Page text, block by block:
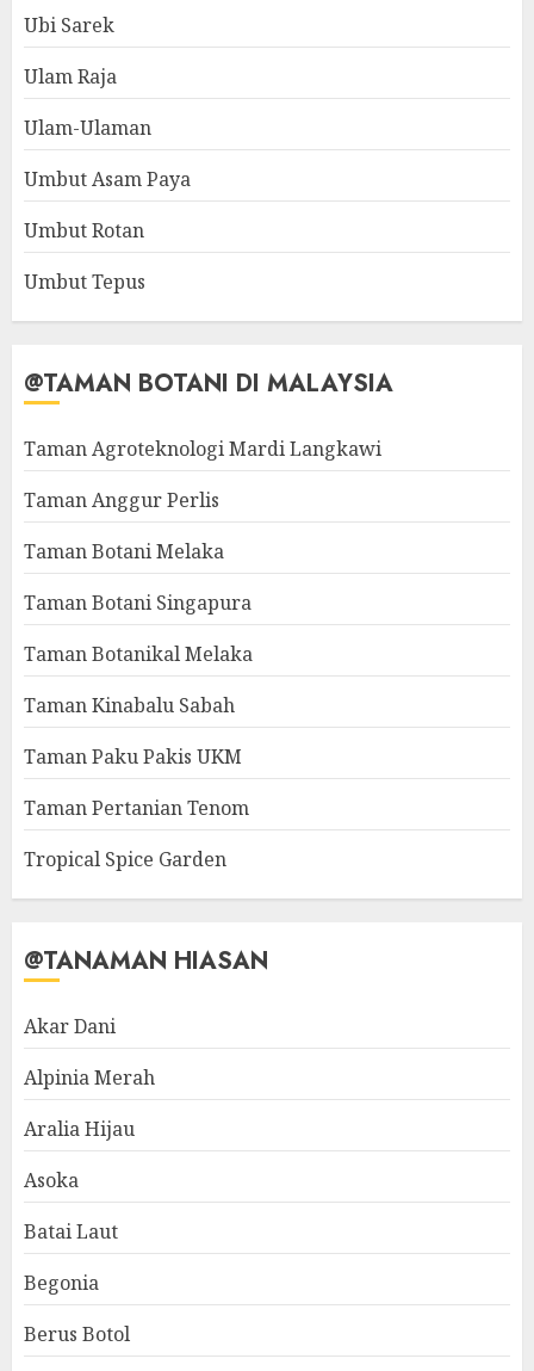
Ubi Sarek
Ulam Raja
Ulam-Ulaman
Umbut Asam Paya
Umbut Rotan
Umbut Tepus
@TAMAN BOTANI DI MALAYSIA
Taman Agroteknologi Mardi Langkawi
Taman Anggur Perlis
Taman Botani Melaka
Taman Botani Singapura
Taman Botanikal Melaka
Taman Kinabalu Sabah
Taman Paku Pakis UKM
Taman Pertanian Tenom
Tropical Spice Garden
@TANAMAN HIASAN
Akar Dani
Alpinia Merah
Aralia Hijau
Asoka
Batai Laut
Begonia
Berus Botol